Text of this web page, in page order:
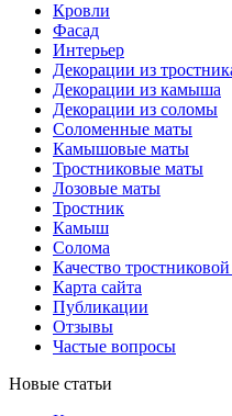
Кровли
Фасад
Интерьер
Декорации из
Декорации из камыша
Декорации из соломы
Соломенные маты
Камышовые маты
Тростниковые маты
Лозовые маты
Тростник
Камыш
Солома
Качество
Карта сайта
Публикации
Отзывы
Частые вопросы
Новые статьи